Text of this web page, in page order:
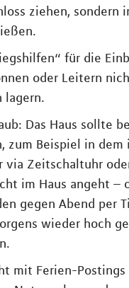
ziehen, sondern
für die
oder Leitern
lagern.
Das Haus sollte
zum Beispiel in dem
via Zeitschaltuhr
im Haus angeht –
gegen Abend per
wieder hoch
mit Ferien-Postings